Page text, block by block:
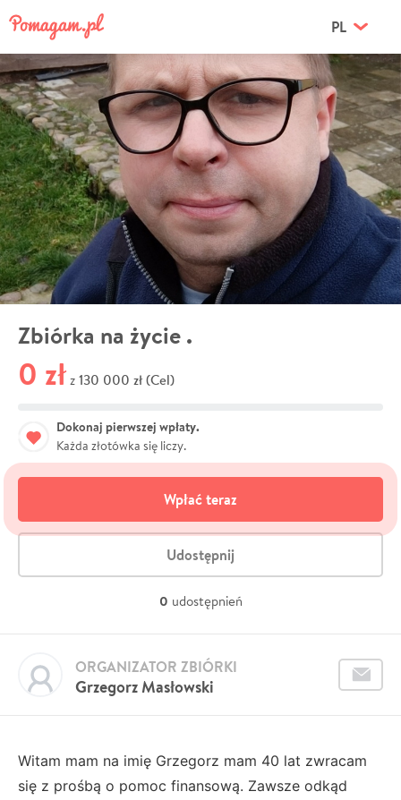
PL
Zbiórka na życie .
0 zł z 130 000 zł (Cel)
Dokonaj pierwszej wpłaty.
Każda złotówka się liczy.
Wpłać teraz
Udostępnij
0 udostępnień
Grzegorz Masłowski
ORGANIZATOR ZBIÓRKI
Witam mam na imię Grzegorz mam 40 lat zwracam
się z prośbą o pomoc finansową. Zawsze odkąd